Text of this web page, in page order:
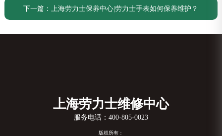
下一篇：上海劳力士保养中心|劳力士手表如何保养维护？
上海劳力士维修中心
服务电话： 400-805-0023
版权所有：